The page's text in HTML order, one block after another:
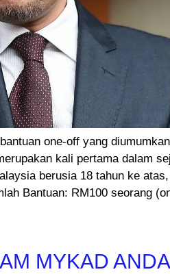
one-off yang
kali pertama dalam
berusia 18 tahun ke
Bantuan: RM100 seorang
MYKAD